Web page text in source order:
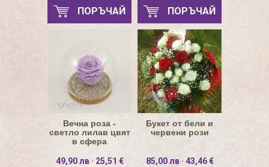
ПОРЪЧАЙ ПОРЪЧАЙ
Вечна роза -
светло лилав цвят
в сфера
49,90 лв · 25,51 €
Букет от бели и
червени рози
85,00 лв · 43,46 €